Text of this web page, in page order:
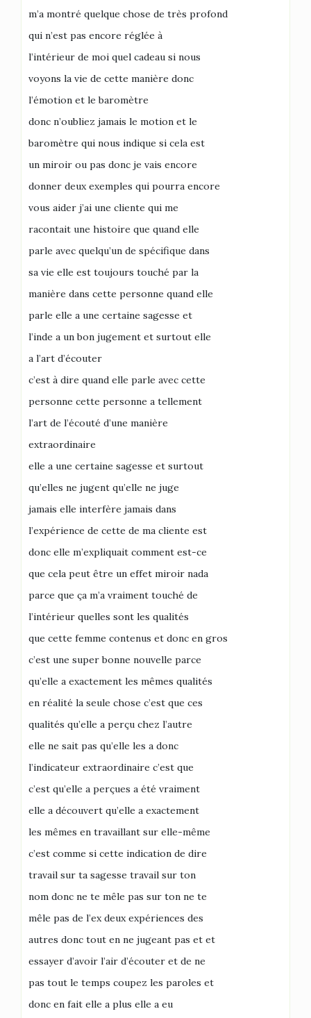
m’a montré quelque chose de très profond
qui n’est pas encore réglée à
l’intérieur de moi quel cadeau si nous
voyons la vie de cette manière donc
l’émotion et le baromètre
donc n’oubliez jamais le motion et le
baromètre qui nous indique si cela est
un miroir ou pas donc je vais encore
donner deux exemples qui pourra encore
vous aider j’ai une cliente qui me
racontait une histoire que quand elle
parle avec quelqu’un de spécifique dans
sa vie elle est toujours touché par la
manière dans cette personne quand elle
parle elle a une certaine sagesse et
l’inde a un bon jugement et surtout elle
a l’art d’écouter
c’est à dire quand elle parle avec cette
personne cette personne a tellement
l’art de l’écouté d’une manière
extraordinaire
elle a une certaine sagesse et surtout
qu’elles ne jugent qu’elle ne juge
jamais elle interfère jamais dans
l’expérience de cette de ma cliente est
donc elle m’expliquait comment est-ce
que cela peut être un effet miroir nada
parce que ça m’a vraiment touché de
l’intérieur quelles sont les qualités
que cette femme contenus et donc en gros
c’est une super bonne nouvelle parce
qu’elle a exactement les mêmes qualités
en réalité la seule chose c’est que ces
qualités qu’elle a perçu chez l’autre
elle ne sait pas qu’elle les a donc
l’indicateur extraordinaire c’est que
c’est qu’elle a perçues a été vraiment
elle a découvert qu’elle a exactement
les mêmes en travaillant sur elle-même
c’est comme si cette indication de dire
travail sur ta sagesse travail sur ton
nom donc ne te mêle pas sur ton ne te
mêle pas de l’ex deux expériences des
autres donc tout en ne jugeant pas et et
essayer d’avoir l’air d’écouter et de ne
pas tout le temps coupez les paroles et
donc en fait elle a plus elle a eu